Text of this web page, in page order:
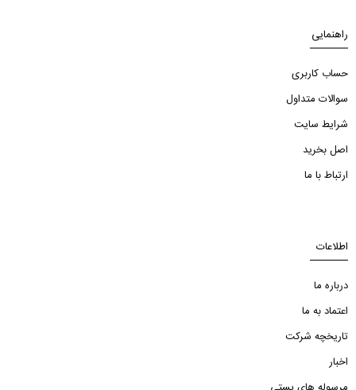
راهنمایی
حساب کاربری
سوالات متداول
شرایط سایت
اصل بخرید
ارتباط با ما
اطلاعات
درباره ما
اعتماد به ما
تاریخچه شرکت
اخبار